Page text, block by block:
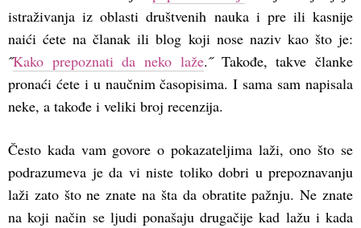
istraživanja iz oblasti društvenih nauka i pre ili kasnije
naići ćete na članak ili blog koji nose naziv kao što je:
˝Kako prepoznati da neko laže.˝ Takođe, takve članke
pronaći ćete i u naučnim časopisima. I sama sam napisala
neke, a takođe i veliki broj recenzija.
Često kada vam govore o pokazateljima laži, ono što se
podrazumeva je da vi niste toliko dobri u prepoznavanju
laži zato što ne znate na šta da obratite pažnju. Ne znate
na koji način se ljudi ponašaju drugačije kad lažu i kada